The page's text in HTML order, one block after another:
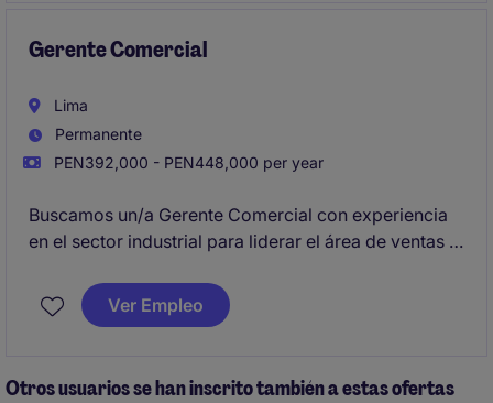
existentes.
Gerente Comercial
Lima
Permanente
PEN392,000 - PEN448,000 per year
Buscamos un/a Gerente Comercial con experiencia
en el sector industrial para liderar el área de ventas y
comerciales en la ciudad de Lima. Este rol está
diseñado para profesionales con habilidades
Ver Empleo
Otros usuarios se han inscrito también a estas ofertas